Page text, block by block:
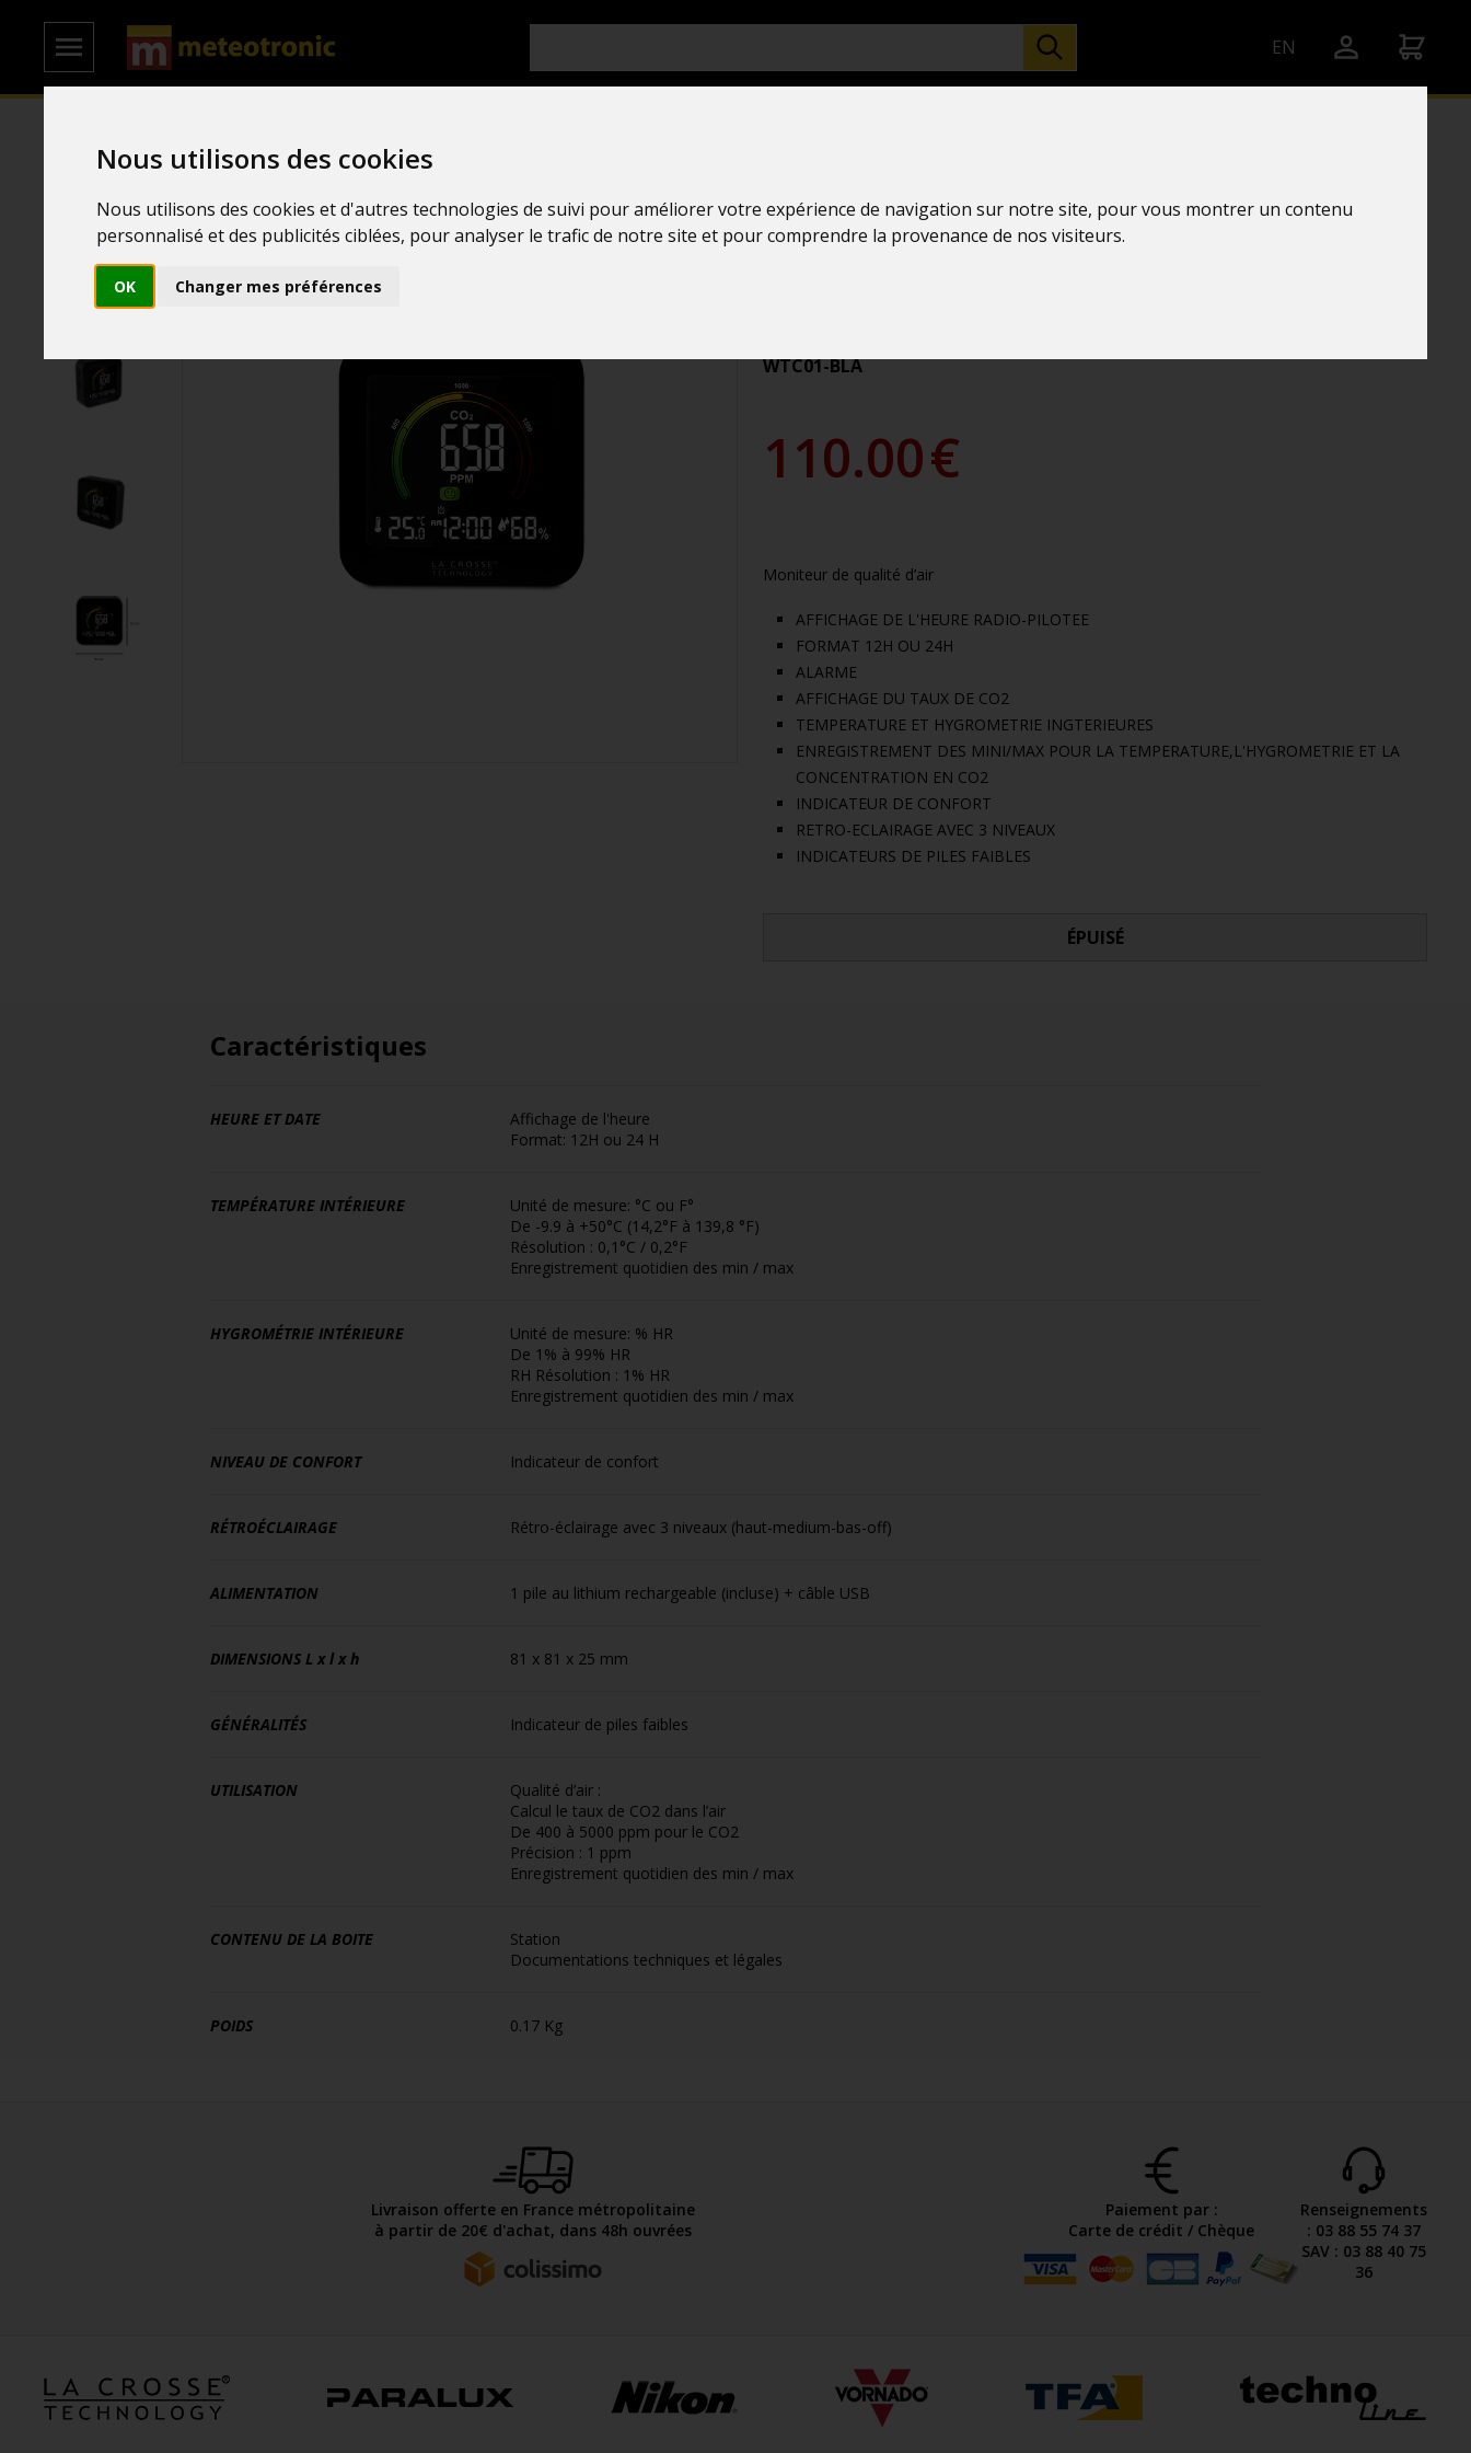
Nous utilisons des cookies
Nous utilisons des cookies et d'autres technologies de suivi pour améliorer votre expérience de navigation sur notre site, pour vous montrer un contenu
personnalisé et des publicités ciblées, pour analyser le trafic de notre site et pour comprendre la provenance de nos visiteurs.
OK Changer mes préférences
EN
/ Stations Météo / Stations Températures
Station Températures
WTC01-BLA
110.00€
Moniteur de qualité d’air
AFFICHAGE DE L'HEURE RADIO-PILOTEE
FORMAT 12H OU 24H
ALARME
AFFICHAGE DU TAUX DE CO2
TEMPERATURE ET HYGROMETRIE INGTERIEURES
ENREGISTREMENT DES MINI/MAX POUR LA TEMPERATURE,L'HYGROMETRIE ET LA
CONCENTRATION EN CO2
INDICATEUR DE CONFORT
RETRO-ECLAIRAGE AVEC 3 NIVEAUX
INDICATEURS DE PILES FAIBLES
ÉPUISÉ
Caractéristiques
HEURE ET DATE
Affichage de l'heure
Format: 12H ou 24 H
TEMPÉRATURE INTÉRIEURE
Unité de mesure: °C ou F°
De -9.9 à +50°C (14,2°F à 139,8 °F)
Résolution : 0,1°C / 0,2°F
Enregistrement quotidien des min / max
HYGROMÉTRIE INTÉRIEURE
Unité de mesure: % HR
De 1% à 99% HR
RH Résolution : 1% HR
Enregistrement quotidien des min / max
NIVEAU DE CONFORT Indicateur de confort
RÉTROÉCLAIRAGE Rétro-éclairage avec 3 niveaux (haut-medium-bas-off)
ALIMENTATION 1 pile au lithium rechargeable (incluse) + câble USB
DIMENSIONS L x l x h 81 x 81 x 25 mm
GÉNÉRALITÉS Indicateur de piles faibles
UTILISATION
Qualité d’air :
Calcul le taux de CO2 dans l’air
De 400 à 5000 ppm pour le CO2
Précision : 1 ppm
Enregistrement quotidien des min / max
CONTENU DE LA BOITE
Station
Documentations techniques et légales
POIDS 0.17 Kg
Livraison offerte en France métropolitaine
à partir de 20€ d'achat, dans 48h ouvrées
Paiement par :
Carte de crédit / Chèque
Renseignements
: 03 88 55 74 37
SAV : 03 88 40 75
36